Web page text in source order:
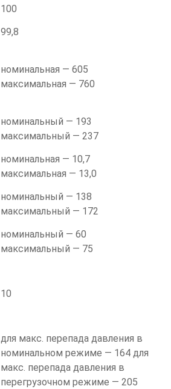
100
99,8
номинальная — 605
максимальная — 760
номинальный — 193
максимальный — 237
номинальная — 10,7
максимальная — 13,0
номинальный — 138
максимальный — 172
номинальный — 60
максимальный — 75
10
для макс. перепада давления в
номинальном режиме — 164 для
макс. перепада давления в
перегрузочном режиме — 205